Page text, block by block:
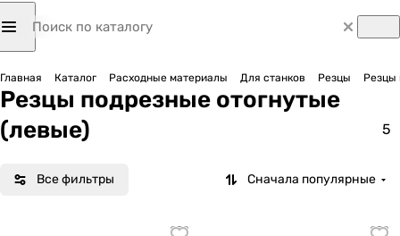
Главная Каталог Расходные материалы Для станков Резцы Резцы
Резцы подрезные отогнутые
(левые)
5
Все фильтры Сначала популярные